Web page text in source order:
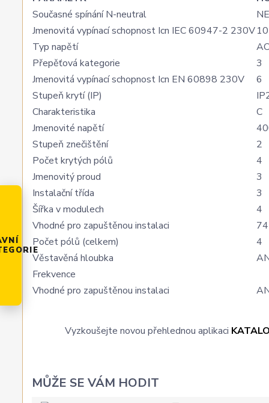
Současné spínání N-neutral
NE
Jmenovitá vypínací schopnost Icn IEC 60947-2 230V10
Typ napětí
AC
Přepěťová kategorie
3
Jmenovitá vypínací schopnost Icn EN 60898 230V
6
Stupeň krytí (IP)
Charakteristika
C
Jmenovité napětí
Stupeň znečištění
2
Počet krytých pólů
4
Jmenovitý proud
3
Instalační třída
3
Šířka v modulech
4
Vhodné pro zapuštěnou instalaci
74
Počet pólů (celkem)
4
Věstavěná hloubka
Frekvence
Vhodné pro zapuštěnou instalaci
Vyzkoušejte novou přehlednou aplikaci
MŮŽE SE VÁM HODIT